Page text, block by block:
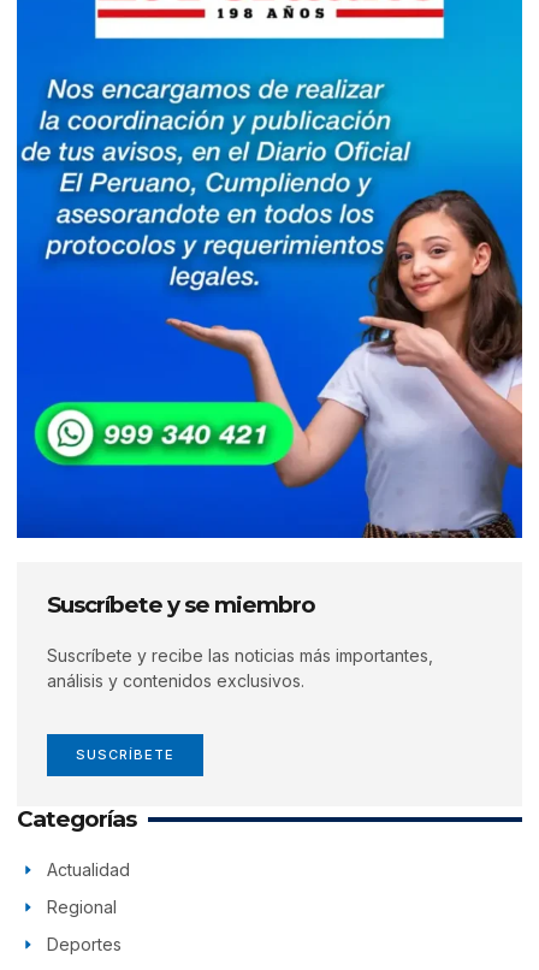
Suscríbete y se miembro
Suscríbete y recibe las noticias más importantes,
análisis y contenidos exclusivos.
SUSCRÍBETE
Categorías
Actualidad
Regional
Deportes